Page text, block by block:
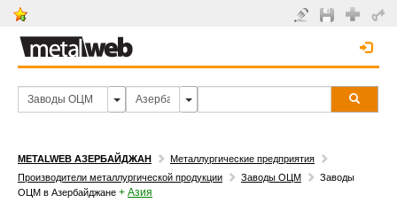
METALWEB АЗЕРБАЙДЖАН
Металлургические предприятия
Производители металлургической продукции
Заводы ОЦМ
Заводы
ОЦМ в Азербайджане + Азия